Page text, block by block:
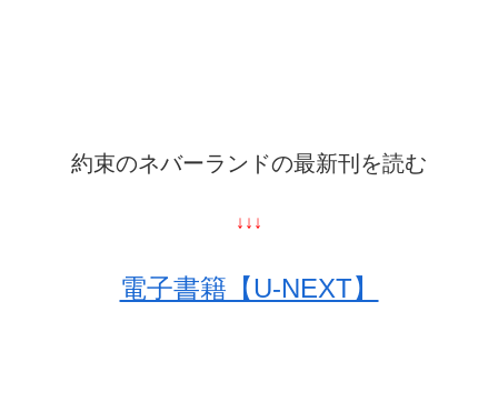
約束のネバーランドの最新刊を読む
↓↓↓
電子書籍【U-NEXT】